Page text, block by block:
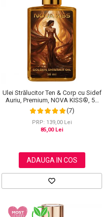
Ulei Strălucitor Ten & Corp cu Sidef
Auriu, Premium, NOVA KISS®, 50
ml
(7)
PRP: 139,00 Lei
85,00 Lei
ADAUGA IN COS